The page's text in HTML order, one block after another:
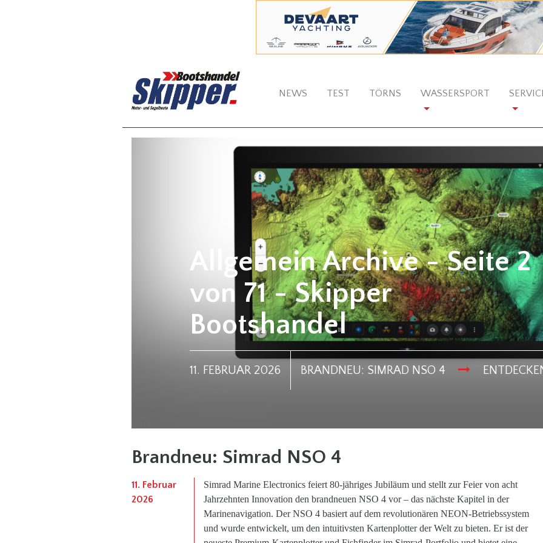
NEWS TEST TÖRNS WASSERSPORT
Allgemein Archive - Seite 2
von 71 - Skipper
Bootshandel
11. FEBRUAR 2026 BRANDNEU: SIMRAD NSO 4
Brandneu: Simrad NSO 4
11. Februar
2026
Simrad Marine Electronics feiert 80-jähriges Jubiläum und stellt zur Feier von acht
Jahrzehnten Innovation den brandneuen NSO 4 vor – das nächste Kapitel in der
Marinenavigation. Der NSO 4 basiert auf dem revolutionären NEON-Betriebssystem
und wurde entwickelt, um den intuitivsten Kartenplotter der Welt zu bieten. Er ist der